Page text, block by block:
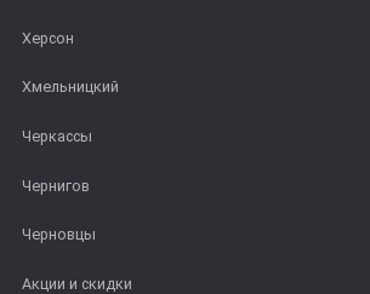
Херсон
Хмельницкий
Черкассы
Чернигов
Черновцы
Акции и скидки